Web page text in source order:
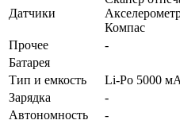
Датчики
Компас
Прочее
-
Батарея
Тип и емкость
Li-Po 5000
Зарядка
-
Автоно­мность
-